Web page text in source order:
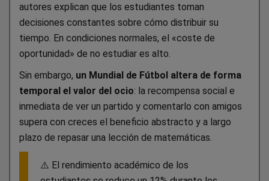
autores explican que los estudiantes toman
decisiones constantes sobre cómo distribuir su
tiempo. En condiciones normales, el «coste de
oportunidad» de no estudiar es alto.
Sin embargo, un Mundial de Fútbol altera de forma
temporal el valor del ocio: la recompensa social e
inmediata de ver un partido y comentarlo con amigos
supera con creces el beneficio abstracto y a largo
plazo de repasar una lección de matemáticas.
⚠️ El rendimiento académico de los